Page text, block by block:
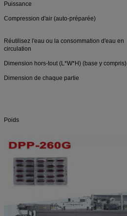
Puissance
Compression d'air (auto-préparée)
Réutilisez l'eau ou la consommation d'eau en
circulation
Dimension hors-tout (L*W*H) (base y compris)
Dimension de chaque partie
Poids